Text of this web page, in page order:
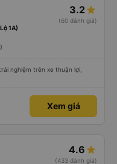
3.2
(60 đánh giá)
1A)
nghiệm trên xe thuận lợi,
Xem giá
4.6
(433 đánh giá)